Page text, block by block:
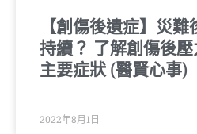
【創傷後遺症】災難
持續？ 了解創傷後壓
主要症狀 (醫賢心事)
2022年8月1日